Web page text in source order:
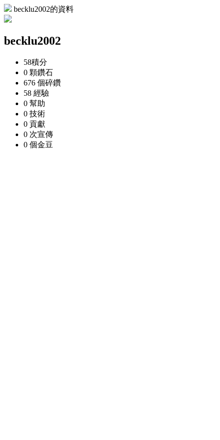
becklu2002的資料
becklu2002
58積分
0 顆鑽石
676 個碎鑽
58 經驗
0 幫助
0 技術
0 貢獻
0 次宣傳
0 個金豆